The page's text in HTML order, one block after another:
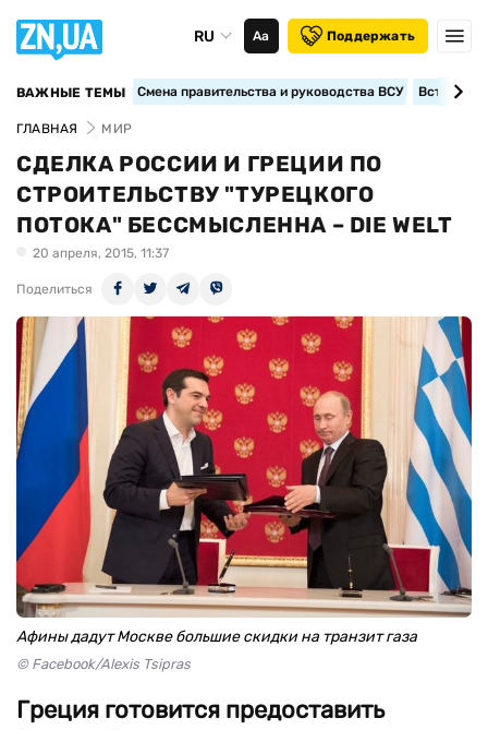
RU Аа Поддержать
ВАЖНЫЕ ТЕМЫ Смена правительства и руководства ВСУ
ГЛАВНАЯ МИР
СДЕЛКА РОССИИ И ГРЕЦИИ ПО
СТРОИТЕЛЬСТВУ "ТУРЕЦКОГО
ПОТОКА" БЕССМЫСЛЕННА – DIE WELT
20 апреля, 2015, 11:37
Поделиться
Афины дадут Москве большие скидки на транзит газа
© Facebook/Alexis Tsipras
Греция готовится предоставить